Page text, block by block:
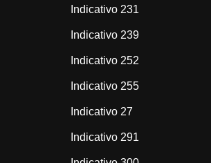
Indicativo 231
Indicativo 239
Indicativo 252
Indicativo 255
Indicativo 27
Indicativo 291